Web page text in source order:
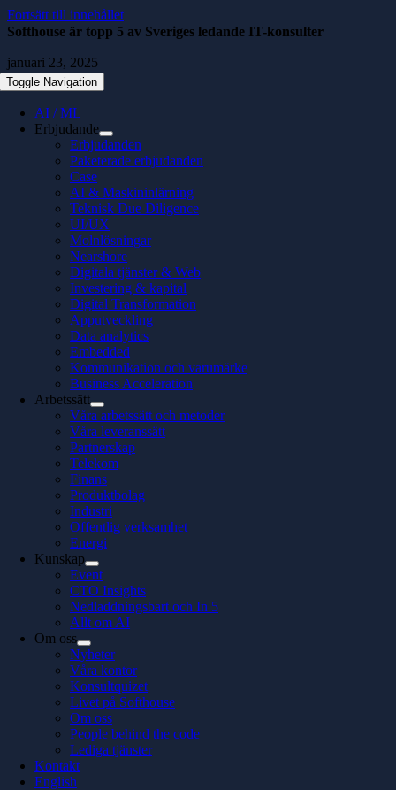
Fortsätt till innehållet
Toggle Navigation
AI / ML
Erbjudande
Erbjudanden
Paketerade erbjudanden
Case
AI & Maskininlärning
Teknisk Due Diligence
UI/UX
Molnlösningar
Nearshore
Digitala tjänster & Web
Investering & kapital
Digital Transformation
Apputveckling
Data analytics
Embedded
Kommunikation och varumärke
Business Acceleration
Arbetssätt
Våra arbetssätt och metoder
Våra leveranssätt
Partnerskap
Telekom
Finans
Produktbolag
Industri
Offentlig verksamhet
Energi
Kunskap
Event
CTO Insights
Nedladdningsbart och In 5
Allt om AI
Om oss
Nyheter
Våra kontor
Konsultquizet
Livet på Softhouse
Om oss
People behind the code
Lediga tjänster
Kontakt
English
Softhouse är topp 5 av Sveriges ledande IT-konsulter
januari 23, 2025